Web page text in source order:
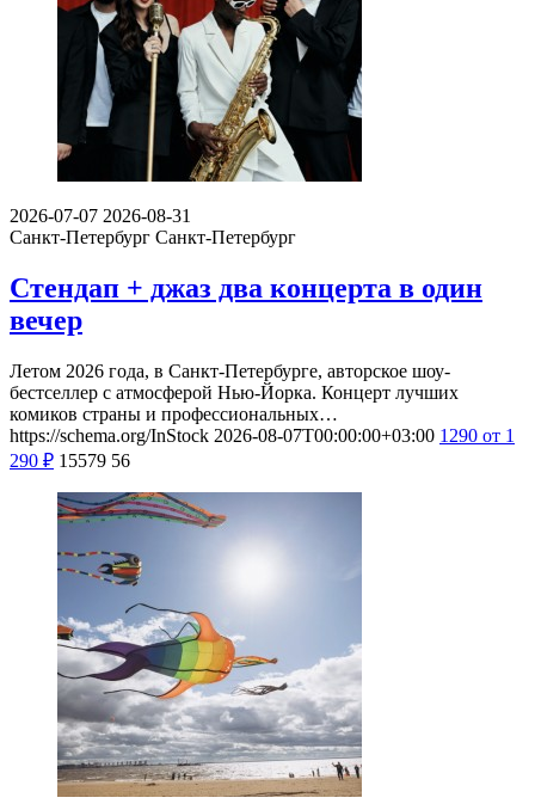
2026-07-07 2026-08-31
Санкт-Петербург Санкт-Петербург
Стендап + джаз два концерта в один
вечер
Летом 2026 года, в Санкт-Петербурге, авторское шоу-
бестселлер с атмосферой Нью-Йорка. Концерт лучших
комиков страны и профессиональных…
https://schema.org/InStock 2026-08-07T00:00:00+03:00 1290 от 1
290 ₽ 15579 56